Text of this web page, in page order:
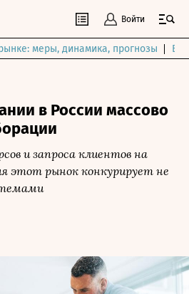
Войти
меры, динамика, прогнозы
в России массово
и запроса клиентов на
этот рынок конкурирует не